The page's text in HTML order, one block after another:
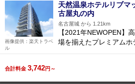
天然温泉ホテルリブマ
古屋丸の内
名古屋城 から 1.21km
【2021年NEWOPEN】
場を揃えたプレミアムホ
画像提供：楽天トラベ
ル
合計料金 3,742円～